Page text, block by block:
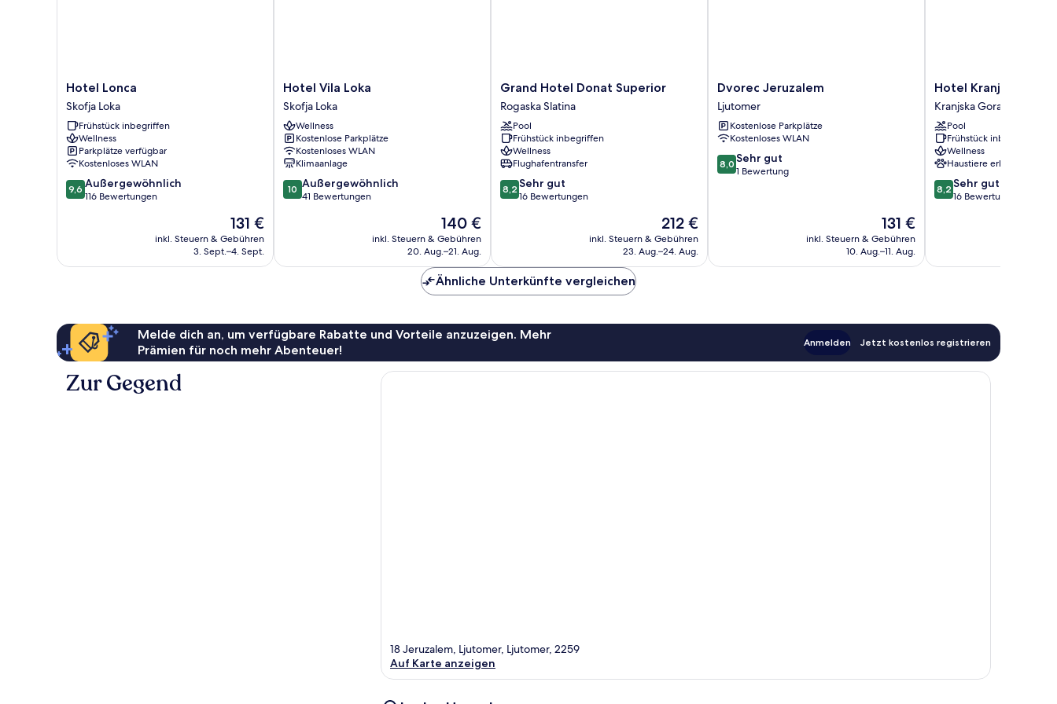
Hotel
Lonca
Skofja
Loka
Hotel Lonca
Skofja Loka
Frühstück inbegriffen
Wellness
Parkplätze verfügbar
Kostenloses WLAN
9.6
von
9,6 Außergewöhnlich
116 Bewertungen
Der
Preis
beträgt
131 €
inkl. Steuern & Gebühren
3. Sept.–4. Sept.
Hotel
Vila
Loka
Skofja
Loka
Hotel Vila Loka
Skofja Loka
Wellness
Kostenlose Parkplätze
Kostenloses WLAN
Klimaanlage
10.0
von
10 Außergewöhnlich
41 Bewertungen
Der
Preis
beträgt
140 €
inkl. Steuern & Gebühren
20. Aug.–21. Aug.
Grand
Hotel
Donat
Superior
Rogaska
Slatina
Grand Hotel Donat Superior
Rogaska Slatina
Pool
Frühstück inbegriffen
Wellness
Flughafentransfer
8.2
von
Bewertungen
8,2 Sehr gut
16 Bewertungen
Der
Preis
beträgt
212 €
inkl. Steuern & Gebühren
23. Aug.–24. Aug.
Dvorec
Jeruzalem
Ljutomer
Dvorec Jeruzalem
Ljutomer
Kostenlose Parkplätze
Kostenloses WLAN
8.0
von
8,0 Sehr gut
1 Bewertung
Der
Preis
beträgt
131 €
inkl. Steuern & Gebühren
10. Aug.–11. Aug.
Hotel
Kranjska
Gora
Kranjska
Gora
Hotel Kranjska Gora
Kranjska Gora
Pool
Frühstück inbegriffen
Wellness
Haustiere erlaubt
8.2
von
Bewertungen
8,2 Sehr gut
16 Bewertungen
Ähnliche Unterkünfte vergleichen
Melde dich an, um verfügbare Rabatte und Vorteile anzuzeigen. Mehr
Prämien für noch mehr Abenteuer!
Anmelden Jetzt kostenlos registrieren
Zur Gegend
18 Jeruzalem, Ljutomer, Ljutomer, 2259
Auf Karte anzeigen